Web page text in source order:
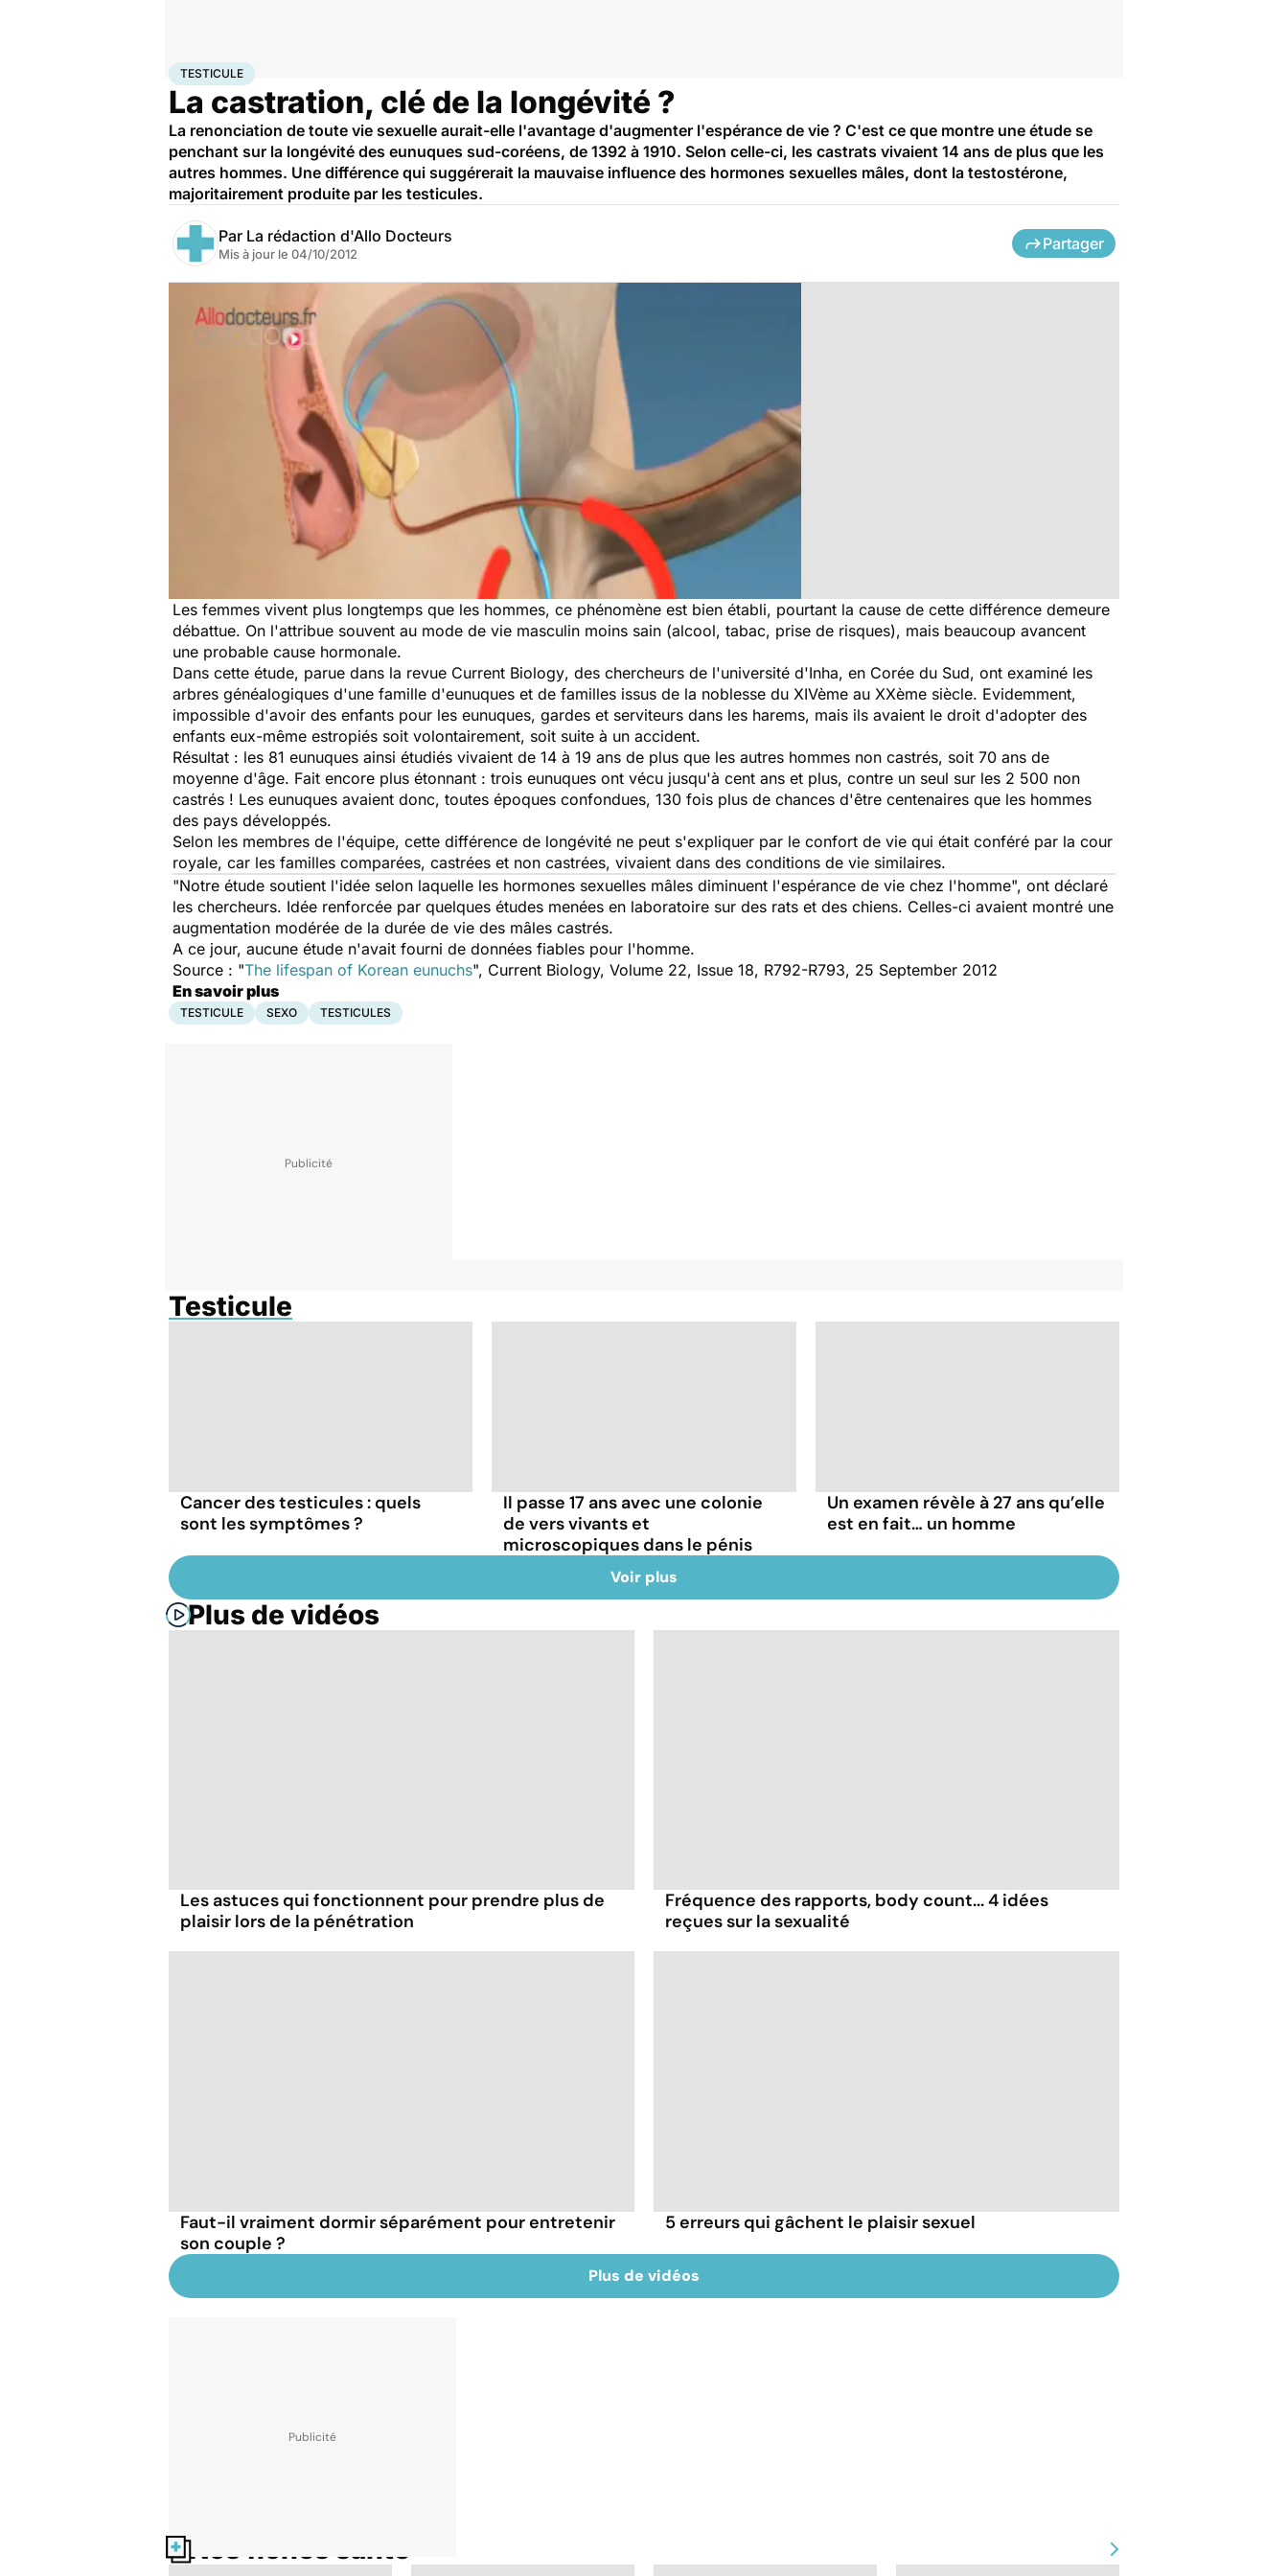
AccueilBien-être
TESTICULE
La castration, clé de la longévité ?
La renonciation de toute vie sexuelle aurait-elle l'avantage d'augmenter l'espérance de vie ? C'est ce que montre une étude se
penchant sur la longévité des eunuques sud-coréens, de 1392 à 1910. Selon celle-ci, les castrats vivaient 14 ans de plus que les
autres hommes. Une différence qui suggérerait la mauvaise influence des hormones sexuelles mâles, dont la testostérone,
majoritairement produite par les testicules.
Par La rédaction d'Allo Docteurs
Mis à jour le 04/10/2012
Partager
Les femmes vivent plus longtemps que les hommes, ce phénomène est bien établi, pourtant la cause de cette différence demeure
débattue. On l'attribue souvent au mode de vie masculin moins sain (alcool, tabac, prise de risques), mais beaucoup avancent
une probable cause hormonale.
Dans cette étude, parue dans la revue Current Biology, des chercheurs de l'université d'Inha, en Corée du Sud, ont examiné les
arbres généalogiques d'une famille d'eunuques et de familles issus de la noblesse du XIVème au XXème siècle. Evidemment,
impossible d'avoir des enfants pour les eunuques, gardes et serviteurs dans les harems, mais ils avaient le droit d'adopter des
enfants eux-même estropiés soit volontairement, soit suite à un accident.
Résultat : les 81 eunuques ainsi étudiés vivaient de 14 à 19 ans de plus que les autres hommes non castrés, soit 70 ans de
moyenne d'âge. Fait encore plus étonnant : trois eunuques ont vécu jusqu'à cent ans et plus, contre un seul sur les 2 500 non
castrés ! Les eunuques avaient donc, toutes époques confondues, 130 fois plus de chances d'être centenaires que les hommes
des pays développés.
Selon les membres de l'équipe, cette différence de longévité ne peut s'expliquer par le confort de vie qui était conféré par la cour
royale, car les familles comparées, castrées et non castrées, vivaient dans des conditions de vie similaires.
"Notre étude soutient l'idée selon laquelle les hormones sexuelles mâles diminuent l'espérance de vie chez l'homme", ont déclaré
les chercheurs. Idée renforcée par quelques études menées en laboratoire sur des rats et des chiens. Celles-ci avaient montré une
augmentation modérée de la durée de vie des mâles castrés.
A ce jour, aucune étude n'avait fourni de données fiables pour l'homme.
Source : "The lifespan of Korean eunuchs", Current Biology, Volume 22, Issue 18, R792-R793, 25 September 2012
En savoir plus
TESTICULE SEXO TESTICULES
Testicule
Cancer des testicules : quels
sont les symptômes ?
Il passe 17 ans avec une colonie
de vers vivants et
microscopiques dans le pénis
Un examen révèle à 27 ans qu’elle
est en fait… un homme
Voir plus
Plus de vidéos
Les astuces qui fonctionnent pour prendre plus de
plaisir lors de la pénétration
Fréquence des rapports, body count... 4 idées
reçues sur la sexualité
Faut-il vraiment dormir séparément pour entretenir
son couple ?
5 erreurs qui gâchent le plaisir sexuel
Plus de vidéos
Nos fiches santé